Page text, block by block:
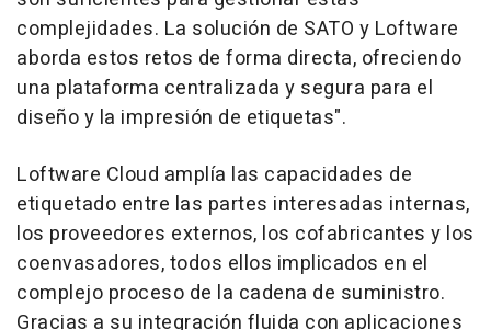
complejidades. La solución de SATO y Loftware
aborda estos retos de forma directa, ofreciendo
una plataforma centralizada y segura para el
diseño y la impresión de etiquetas".
Loftware Cloud amplía las capacidades de
etiquetado entre las partes interesadas internas,
los proveedores externos, los cofabricantes y los
coenvasadores, todos ellos implicados en el
complejo proceso de la cadena de suministro.
Gracias a su integración fluida con aplicaciones